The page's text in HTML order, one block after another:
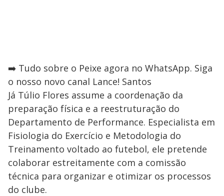
➡️ Tudo sobre o Peixe agora no WhatsApp. Siga
o nosso novo canal Lance! Santos
Já Túlio Flores assume a coordenação da
preparação física e a reestruturação do
Departamento de Performance. Especialista em
Fisiologia do Exercício e Metodologia do
Treinamento voltado ao futebol, ele pretende
colaborar estreitamente com a comissão
técnica para organizar e otimizar os processos
do clube.